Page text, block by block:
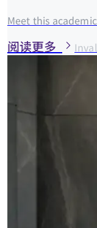
Meet this
阅读更多